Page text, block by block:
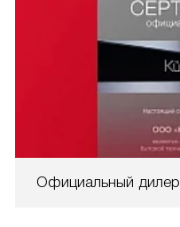
Официальный дилер